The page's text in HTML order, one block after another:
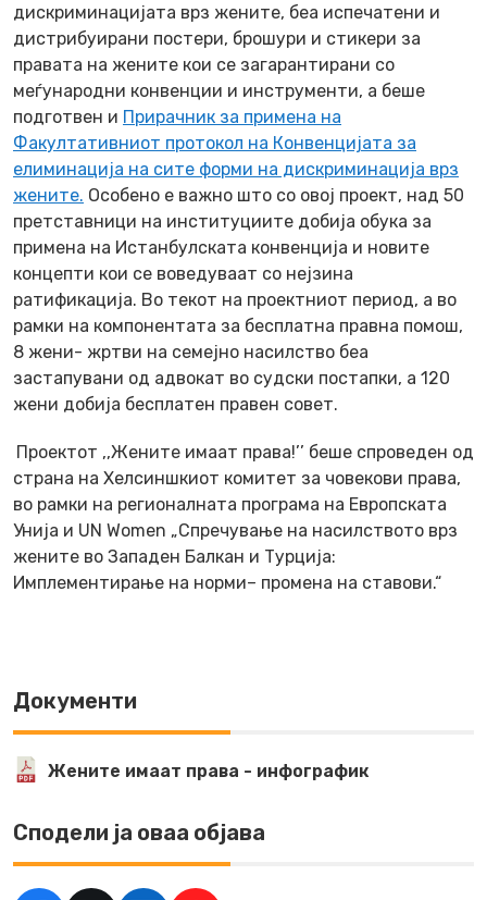
дискриминацијата врз жените, беа испечатени и
дистрибуирани постери, брошури и стикери за
правата на жените кои се загарантирани со
меѓународни конвенции и инструменти, а беше
подготвен и Прирачник за примена на
Факултативниот протокол на Конвенцијата за
елиминација на сите форми на дискриминација врз
жените. Особено е важно што со овој проект, над 50
претставници на институциите добија обука за
примена на Истанбулската конвенција и новите
концепти кои се воведуваат со нејзина
ратификација. Во текот на проектниот период, а во
рамки на компонентата за бесплатна правна помош,
8 жени- жртви на семејно насилство беа
застапувани од адвокат во судски постапки, а 120
жени добија бесплатен правен совет.
Проектот ,,Жените имаат права!’’ беше спроведен од
страна на Хелсиншкиот комитет за човекови права,
во рамки на регионалната програма на Европската
Унија и UN Women „Спречување на насилството врз
жените во Западен Балкан и Турција:
Имплементирање на норми– промена на ставови.“
Документи
Жените имаат права - инфографик
Сподели ја оваа објава